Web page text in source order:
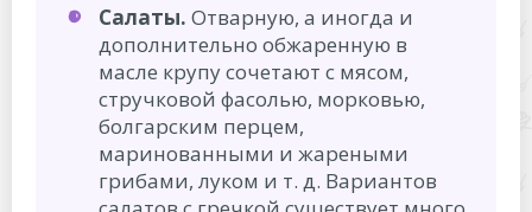
Салаты. Отварную, а иногда и
дополнительно обжаренную в
масле крупу сочетают с мясом,
стручковой фасолью, морковью,
болгарским перцем,
маринованными и жареными
грибами, луком и т. д. Вариантов